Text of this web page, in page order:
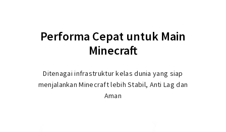
Performa Cepat untuk Main
Minecraft
Ditenagai infrastruktur kelas dunia yang siap
menjalankan Minecraft lebih Stabil, Anti Lag dan
Aman